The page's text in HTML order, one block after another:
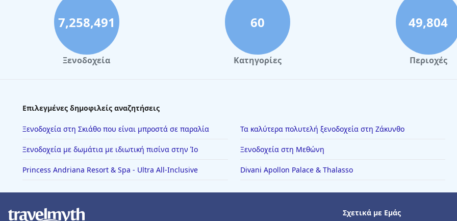
7,258,491
Ξενοδοχεία
60
Κατηγορίες
49,804
Περιοχές
Επιλεγμένες δημοφιλείς αναζητήσεις
Ξενοδοχεία στη Σκιάθο που είναι μπροστά σε παραλία Τα καλύτερα πολυτελή ξενοδοχεία στη Ζάκυνθο
Ξενοδοχεία με δωμάτια με ιδιωτική πισίνα στην Ίο Ξενοδοχεία στη Μεθώνη
Princess Andriana Resort & Spa - Ultra All-Inclusive Divani Apollon Palace & Thalasso
Σχετικά με Εμάς